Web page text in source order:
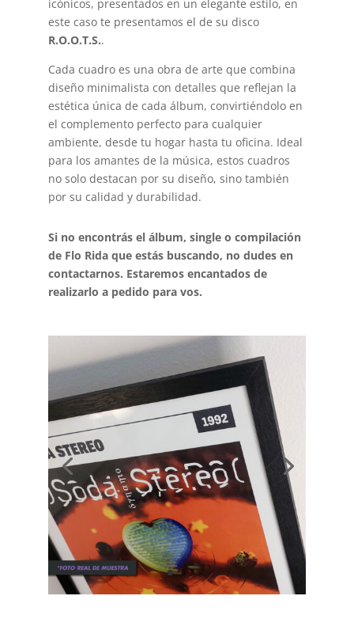
icónicos, presentados en un elegante estilo, en
este caso te presentamos el de su disco
R.O.O.T.S..
Cada cuadro es una obra de arte que combina
diseño minimalista con detalles que reflejan la
estética única de cada álbum, convirtiéndolo en
el complemento perfecto para cualquier
ambiente, desde tu hogar hasta tu oficina. Ideal
para los amantes de la música, estos cuadros
no solo destacan por su diseño, sino también
por su calidad y durabilidad.
Si no encontrás el álbum, single o compilación
de Flo Rida que estás buscando, no dudes en
contactarnos. Estaremos encantados de
realizarlo a pedido para vos.